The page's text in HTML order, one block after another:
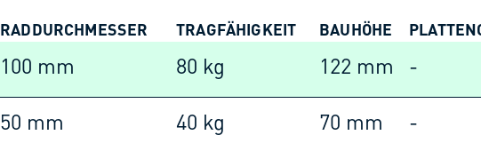
RADDURCHMESSER TRAGFÄHIGKEIT BAUHÖHE
100 mm 80 kg 122 mm -
50 mm 40 kg 70 mm -